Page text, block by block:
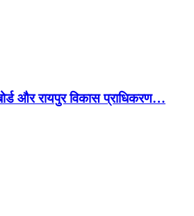
और रायपुर विकास प्राधिकरण…